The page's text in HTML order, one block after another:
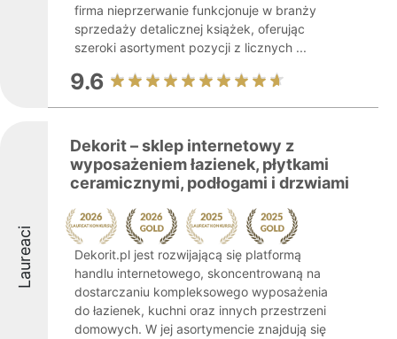
firma nieprzerwanie funkcjonuje w branży
sprzedaży detalicznej książek, oferując
szeroki asortyment pozycji z licznych ...
9.6
Laureaci
Dekorit – sklep internetowy z
wyposażeniem łazienek, płytkami
ceramicznymi, podłogami i drzwiami
Dekorit.pl jest rozwijającą się platformą
handlu internetowego, skoncentrowaną na
dostarczaniu kompleksowego wyposażenia
do łazienek, kuchni oraz innych przestrzeni
domowych. W jej asortymencie znajdują się